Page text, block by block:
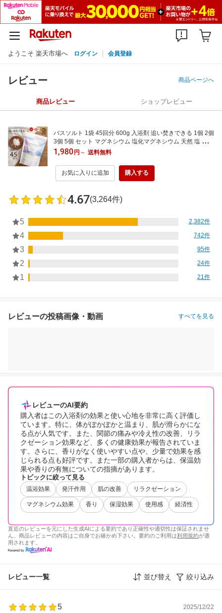
ようこそ 楽天市場へ ログイン 会員登録
レビュー 商品ページへ
商品レビュー ショップレビュー
バスソルト 1袋 45回分 600g 入浴剤 追い焚きできる 1個 2個
3個 5個 セット マグネシウム 塩化マグネシウム 天然 塩 浄化
子供 風呂 送料無料 EPSOPIA エプソピア RSL出荷
1,980円 ～ 送料無料
お気に入りに追加 購入する
4.67(3,264件)
5 2,382件
4 742件
3 95件
2 24件
1 21件
レビューの投稿画像・動画 すべてを見る
レビューのAI要約
購入者はこの入浴剤の効果と使い心地を非常に高く評価し
ています。特に、体がぽかぽかと温まり、肌が滑らかにな
る点が人気です。また、関節の痛みや冷え性の改善、リラ
クゼーション効果など、多くの健康効果が報告されていま
す。さらに、香りがなく使いやすい点や、少量で効果を感
じられる点も好評です。また一部の購入者からは、保温効
果や香りの有無についての指摘があります。
トピックに絞って見る
温浴効果 発汗作用 肌の改善 リラクゼーション
マグネシウム効果 香り 保湿効果 使用感 経済性
直近のレビューを元にした生成AIによる要約であり正確性や適切性は保証されませ
ん。商品レビューの内容はご自身でお確かめ下さい。要約のご利用は利用規約が適
用されます。
レビュー一覧 並び替え 絞り込み
5
2025/12/22